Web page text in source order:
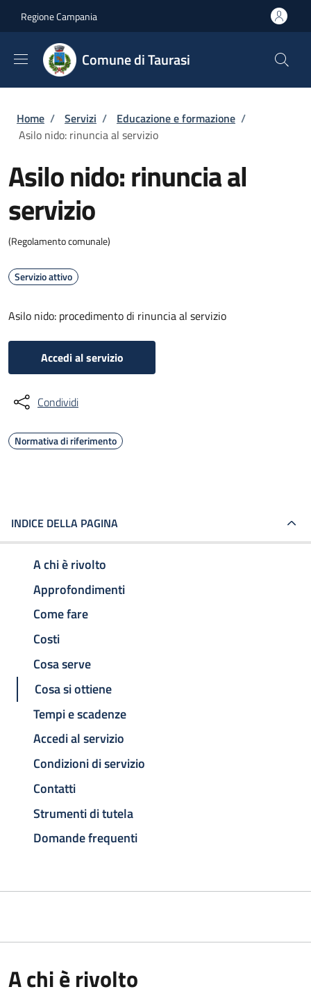
Regione Campania
Comune di Taurasi
Briciole di pane
Home / Servizi / Educazione e formazione /
Asilo nido: rinuncia al servizio
Asilo nido: rinuncia al
servizio
(Regolamento comunale)
Servizio attivo
Asilo nido: procedimento di rinuncia al servizio
Accedi al servizio
Condividi
Normativa di riferimento
INDICE DELLA PAGINA
A chi è rivolto
Approfondimenti
Come fare
Costi
Cosa serve
Cosa si ottiene
Tempi e scadenze
Accedi al servizio
Condizioni di servizio
Contatti
Strumenti di tutela
Domande frequenti
A chi è rivolto